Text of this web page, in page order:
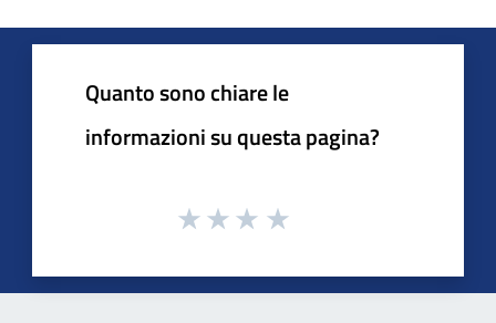
Quanto sono chiare le
informazioni su questa pagina?